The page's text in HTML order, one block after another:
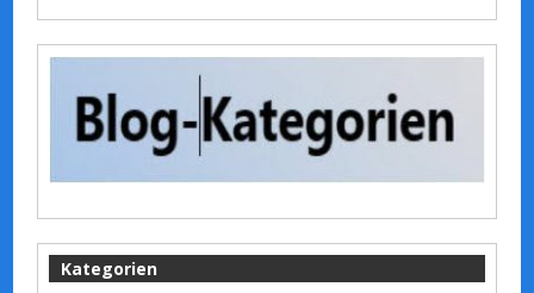
Kategorien